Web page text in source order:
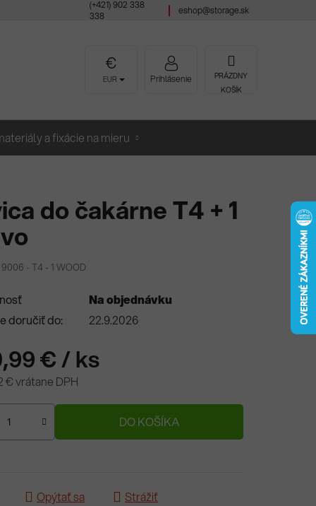
(+421) 902 338
338
eshop@storage.sk
EUR Prihlásenie NÁKUPNÝ
KOŠÍK
PRÁZDNY
KOŠÍK
a fixácie na mieru
do čakárne T4 + 1
9006 - T4 - 1 WOOD
Na objednávku
doručiť do:
22.9.2026
€/ ks
€ vrátane DPH
cena:
DO KOŠÍKA
Opýtať sa
Strážiť